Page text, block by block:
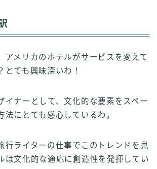
アメリカのホテルがサービスを変えて
とても興味深いわ！
イナーとして、文化的な要素をスペー
法にとても感心しているわ。
行ライターの仕事でこのトレンドを見
は文化的な適応に創造性を発揮してい